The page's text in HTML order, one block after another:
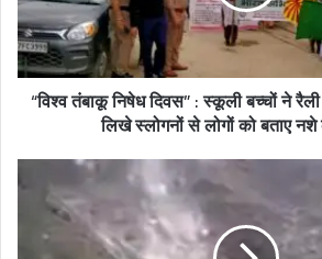
“विश्व तंबाकू निषेध दिवस” : स्कूली बच्चों ने
लिखे स्लोगनों से लोगों को बताए नशे